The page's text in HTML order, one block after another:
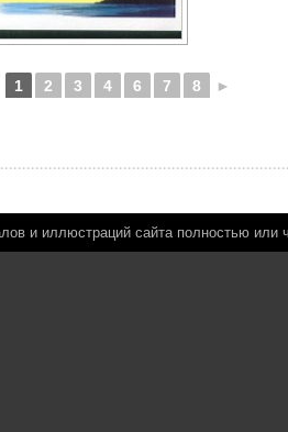
1 2 3 4 6 7 8 ►
и иллюстраций сайта полностью